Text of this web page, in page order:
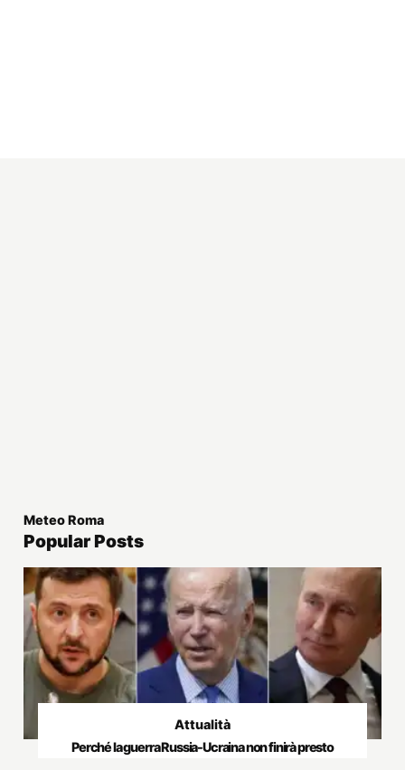
Meteo Roma
Popular Posts
Attualità
Perché la guerra Russia-Ucraina non finirà presto